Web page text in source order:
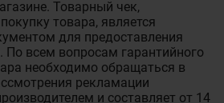
Товарный чек,
товара, является
для предоставления
По всем вопросам гарантийного
необходимо обращаться в
рекламации
и составляет от 14